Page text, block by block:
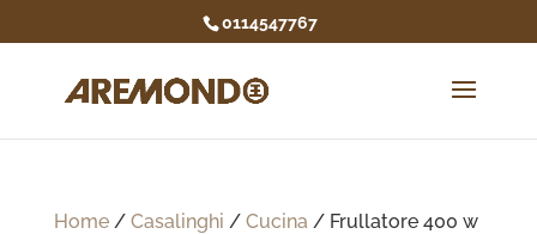
0114547767
Home/ Casalinghi / Cucina/ Frullatore 400 w